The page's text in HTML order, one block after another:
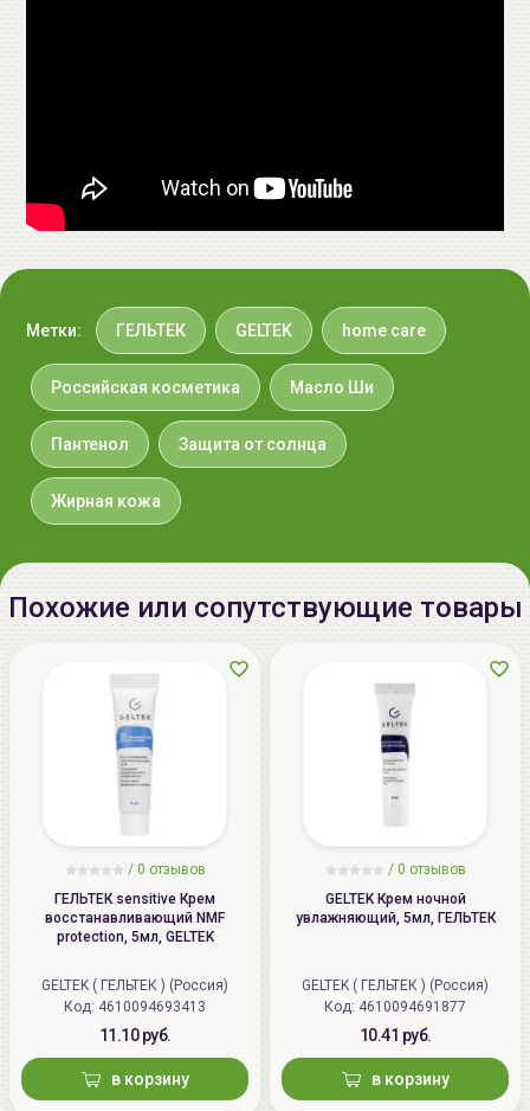
Метки: ГЕЛЬТЕК GELTEK home care
Российская косметика Масло Ши
Пантенол Защита от солнца
Жирная кожа
Похожие или сопутствующие товары
/ 0 отзывов
ГЕЛЬТЕК sensitive Крем
восстанавливающий NMF
protection, 5мл, GELTEK
GELTEK ( ГЕЛЬТЕК ) (Россия)
Код: 4610094693413
11.10 руб.
в корзину
/ 0 отзывов
GELTEK Крем ночной
увлажняющий, 5мл, ГЕЛЬТЕК
GELTEK ( ГЕЛЬТЕК ) (Россия)
Код: 4610094691877
10.41 руб.
в корзину